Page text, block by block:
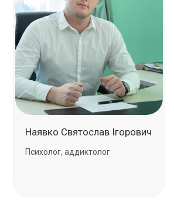
Наявко Святослав Ігорович
Психолог, аддиктолог